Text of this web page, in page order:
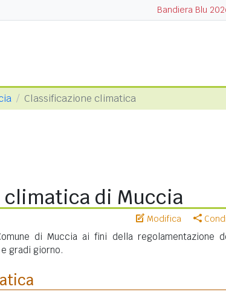
Bandiera Blu
Classificazione climatica
climatica di Muccia
Modifica
di Muccia ai fini della regolamentazione
gradi giorno.